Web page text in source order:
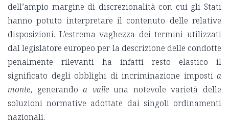
dell’ampio margine di discrezionalità con cui gli Stati
hanno potuto interpretare il contenuto delle relative
disposizioni. L’estrema vaghezza dei termini utilizzati
dal legislatore europeo per la descrizione delle condotte
penalmente rilevanti ha infatti resto elastico il
significato degli obblighi di incriminazione imposti a
monte, generandoa valleuna notevole varietà delle
soluzioni normative adottate dai singoli ordinamenti
nazionali.